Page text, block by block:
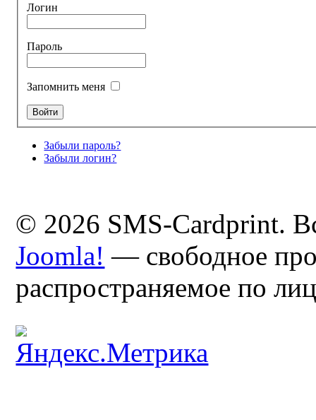
Логин
Пароль
Запомнить меня
Забыли пароль?
Забыли логин?
© 2026 SMS-Cardprint.
Joomla! — свободное
распространяемое по